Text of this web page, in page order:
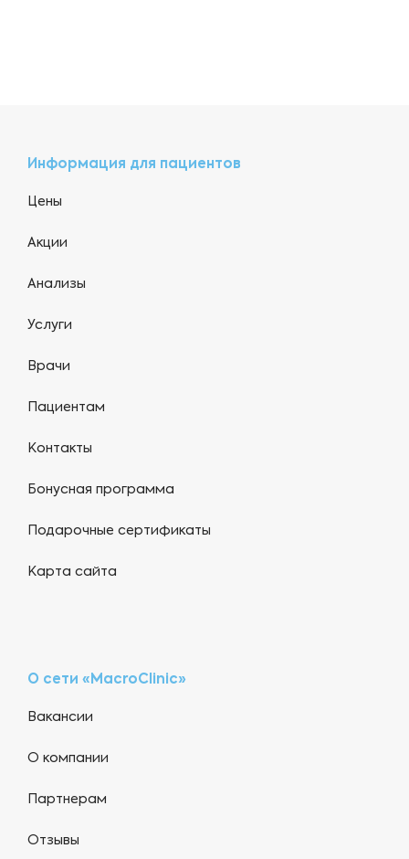
Информация для пациентов
Цены
Акции
Анализы
Услуги
Врачи
Пациентам
Контакты
Бонусная программа
Подарочные сертификаты
Карта сайта
О сети «MacroClinic»
Вакансии
О компании
Партнерам
Отзывы